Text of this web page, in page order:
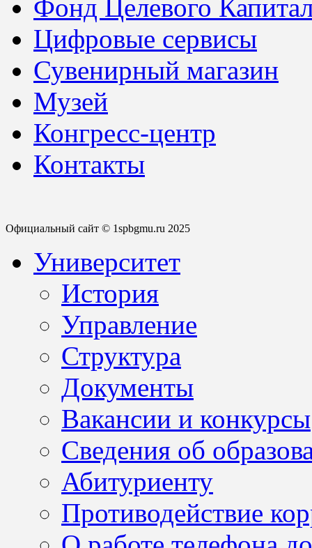
Фонд Целевого
Цифровые сервисы
Сувенирный магазин
Музей
Конгресс-центр
Контакты
Официальный сайт © 1spbgmu.ru 2025
Университет
История
Управление
Структура
Документы
Вакансии и конкурсы
Сведения об
Абитуриенту
Противодействие